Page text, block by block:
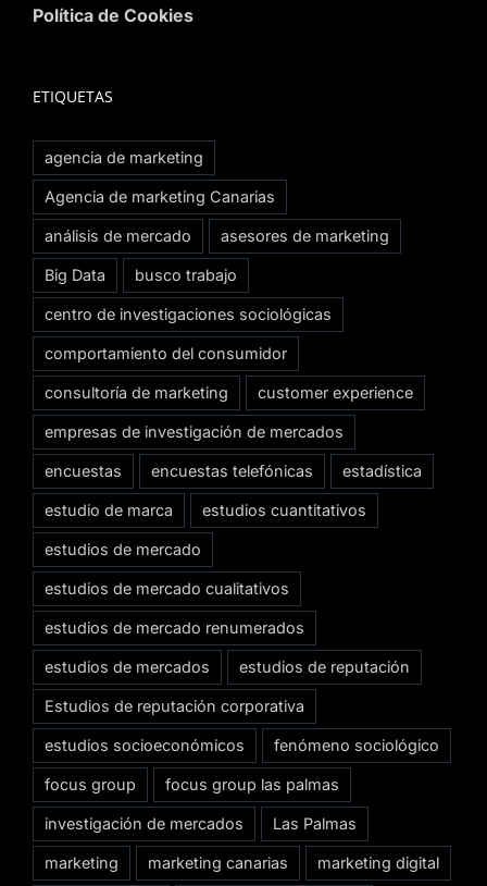
Política de Cookies
ETIQUETAS
agencia de marketing
Agencia de marketing Canarias
análisis de mercado asesores de marketing
Big Data busco trabajo
centro de investigaciones sociológicas
comportamiento del consumidor
consultoría de marketing customer experience
empresas de investigación de mercados
encuestas encuestas telefónicas estadística
estudio de marca estudios cuantitativos
estudios de mercado
estudios de mercado cualitativos
estudios de mercado renumerados
estudios de mercados estudios de reputación
Estudios de reputación corporativa
estudios socioeconómicos fenómeno sociológico
focus group focus group las palmas
investigación de mercados Las Palmas
marketing marketing canarias marketing digital